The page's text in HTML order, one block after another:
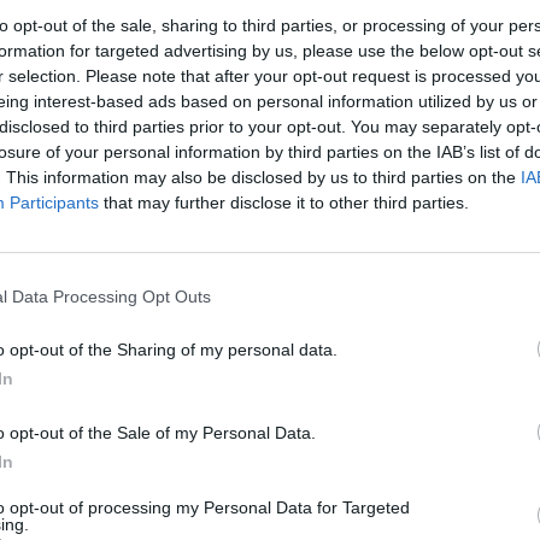
opt-out of the sale, sharing to third parties, or processing of your
for targeted advertising by us, please use the below opt-out
selection. Please note that after your opt-out request is processed
interest-based ads based on personal information utilized by us
to third parties prior to your opt-out. You may separately
of your personal information by third parties on the IAB’s list of
This information may also be disclosed by us to third parties on the
Participants that may further disclose it to other third parties.
Data Processing Opt Outs
opt-out of the Sharing of my personal data.
opt-out of the Sale of my Personal Data.
opt-out of processing my Personal Data for Targeted
νεκρή τα ξημερώματα στο σπίτι της στην οδό
έφερε τραύματα στο πρόσωπο από δύο σκυλιά
ο γιος της, γύρω στις 2.30 τα ξημερώματα,
άμεσα τις αρχές.
μετά από την ιατροδικαστική εξέταση
ή από τα τραύματα που της προκάλεσαν τα